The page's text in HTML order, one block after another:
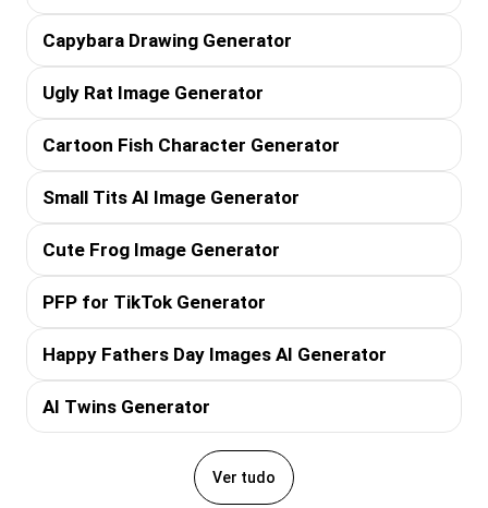
Capybara Drawing Generator
Ugly Rat Image Generator
Cartoon Fish Character Generator
Small Tits AI Image Generator
Cute Frog Image Generator
PFP for TikTok Generator
Happy Fathers Day Images AI Generator
AI Twins Generator
Ver tudo